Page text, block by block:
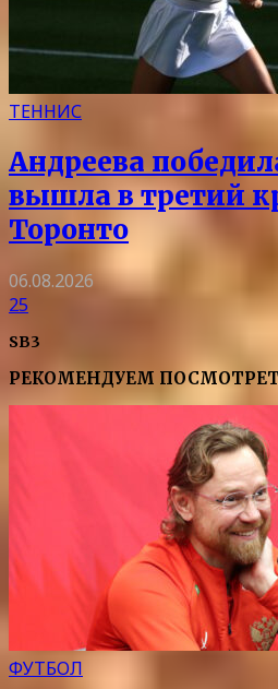
ТЕННИС
Андреева
вышла в третий
Торонто
06.08.2026
25
SB3
РЕКОМЕНДУЕМ
ФУТБОЛ